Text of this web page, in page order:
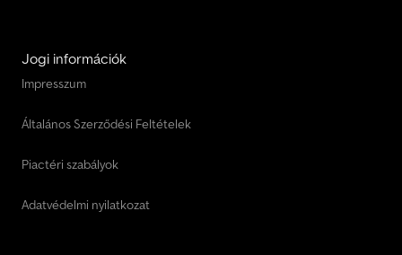
Jogi információk
Impresszum
Általános Szerződési Feltételek
Piactéri szabályok
Adatvédelmi nyilatkozat